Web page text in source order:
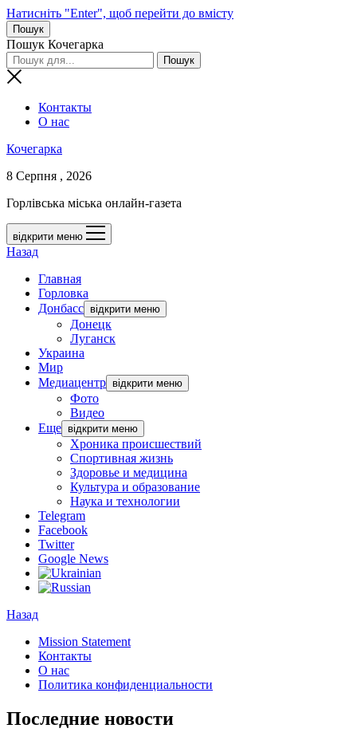
Натисніть "Enter", щоб перейти до вмісту
Пошук
Пошук Кочегарка
Контакты
О нас
Кочегарка
8 Серпня , 2026
Горлівська міська онлайн-газета
відкрити меню
Назад
Главная
Горловка
Донбасс відкрити меню
Донецк
Луганск
Украина
Мир
Медиацентр відкрити меню
Фото
Видео
Еще відкрити меню
Хроника происшествий
Спортивная жизнь
Здоровье и медицина
Культура и образование
Наука и технологии
Telegram
Facebook
Twitter
Google News
Назад
Mission Statement
Контакты
О нас
Политика конфиденциальности
Последние новости